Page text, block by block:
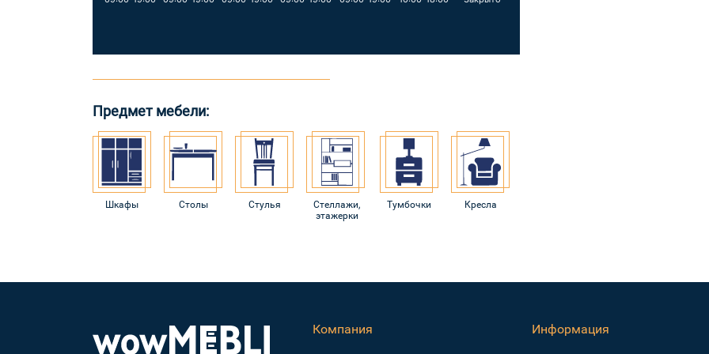
Предмет мебели:
Шкафы Столы Стулья
Стеллажи,
этажерки
Тумбочки Кресла
Компания Информация